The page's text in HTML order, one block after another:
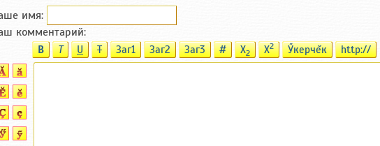
имя:
комментарий:
B T U T Заг1 Заг2 Заг3 # X2 X2 Ӳкерчĕк http://